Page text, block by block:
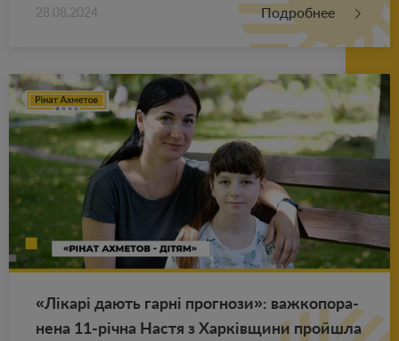
28.08.2024 Подробнее
«Лікарі дають гарні про­гно­зи»: важ­ко­по­ра­
не­на 11-річна Настя з Харківщини прой­ш­ла